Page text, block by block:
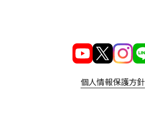
個人情報保護方針